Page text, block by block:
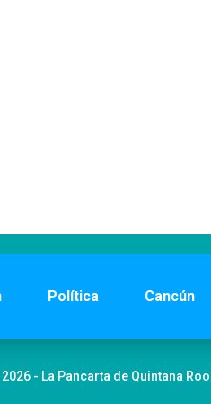
Política Cancún
- La Pancarta de Quintana